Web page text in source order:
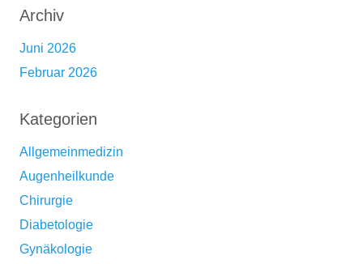
Archiv
Juni 2026
Februar 2026
Kategorien
Allgemeinmedizin
Augenheilkunde
Chirurgie
Diabetologie
Gynäkologie